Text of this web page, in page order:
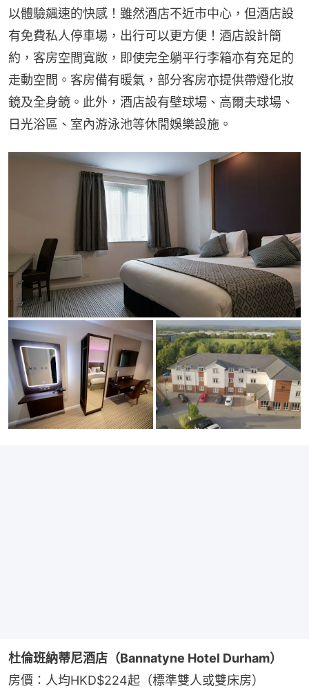
以體驗飆速的快感！雖然酒店不近市中心，但酒店設
有免費私人停車場，出行可以更方便！酒店設計簡
約，客房空間寬敞，即使完全躺平行李箱亦有充足的
走動空間。客房備有暖氣，部分客房亦提供帶燈化妝
鏡及全身鏡。此外，酒店設有壁球場、高爾夫球場、
日光浴區、室內游泳池等休閒娛樂設施。
杜倫班納蒂尼酒店（Bannatyne Hotel Durham）
房價：人均HKD$224起（標準雙人或雙床房）